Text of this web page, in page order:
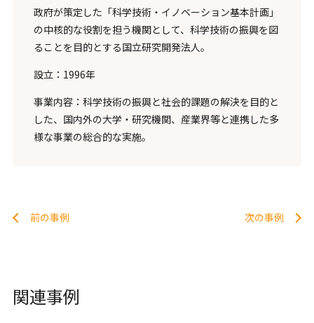
政府が策定した「科学技術・イノベーション基本計画」
の中核的な役割を担う機関として、科学技術の振興を図
ることを目的とする国立研究開発法人。
設立：1996年
事業内容：科学技術の振興と社会的課題の解決を目的と
した、国内外の大学・研究機関、産業界等と連携した多
様な事業の総合的な実施。
前の事例 次の事例
関連事例